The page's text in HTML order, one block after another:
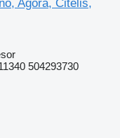
Agora, Citelis,
504293730